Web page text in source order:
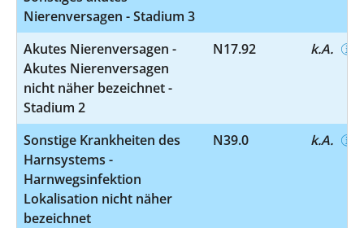
Nierenversagen - Stadium 3
Akutes Nierenversagen -
Akutes Nierenversagen
nicht näher bezeichnet -
Stadium 2
N17.92 k.A.
Sonstige Krankheiten des
Harnsystems -
Harnwegsinfektion
Lokalisation nicht näher
bezeichnet
N39.0 k.A.